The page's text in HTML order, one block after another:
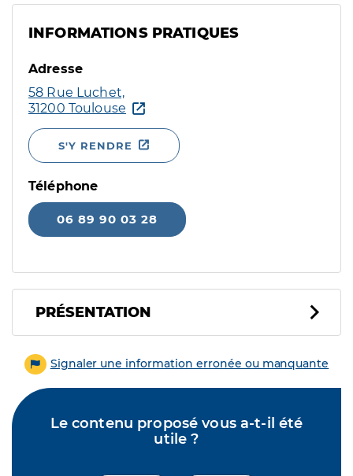
INFORMATIONS PRATIQUES
Adresse
58 Rue Luchet,
31200 Toulouse
S'Y RENDRE
Téléphone
06 89 90 03 28
PRÉSENTATION
Signaler une information erronée ou manquante
Le contenu proposé vous a-t-il été
utile ?